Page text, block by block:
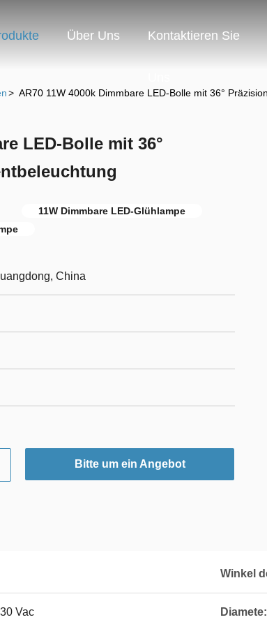
Über Uns Kontaktieren Sie
> AR70 11W 4000k Dimmbare LED-Bolle mit 36°
LED-Bolle mit 36°
11W Dimmbare LED-Glühlampe
China
Bitte um ein Angebot
Winkel
Vac Diamete: